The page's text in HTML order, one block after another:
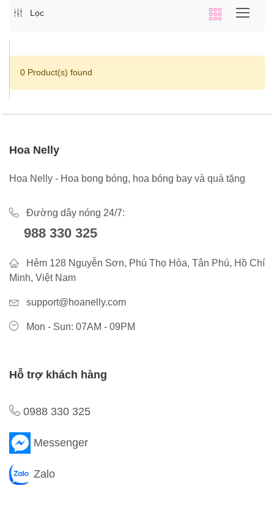
Lọc
0 Product(s) found
Hoa Nelly
Hoa Nelly - Hoa bong bóng, hoa bóng bay và quà tặng
Đường dây nóng 24/7:
988 330 325
Hẻm 128 Nguyễn Sơn, Phú Thọ Hòa, Tân Phú, Hồ Chí
Minh, Việt Nam
support@hoanelly.com
Mon - Sun: 07AM - 09PM
Hỗ trợ khách hàng
0988 330 325
Messenger
Zalo